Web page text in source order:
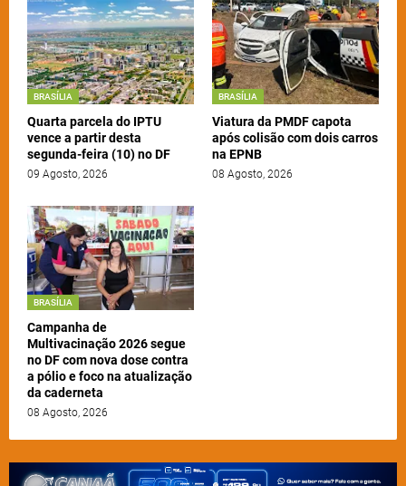
BRASÍLIA
Quarta parcela do IPTU
vence a partir desta
segunda-feira (10) no DF
09 Agosto, 2026
BRASÍLIA
Viatura da PMDF capota
após colisão com dois carros
na EPNB
08 Agosto, 2026
BRASÍLIA
Campanha de
Multivacinação 2026 segue
no DF com nova dose contra
a pólio e foco na atualização
da caderneta
08 Agosto, 2026